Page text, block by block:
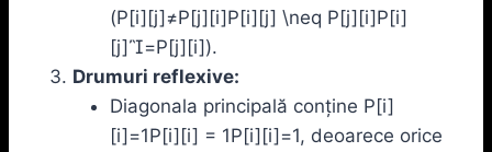
(P[i][j]≠P[j][i]P[i][j] \neq P[j][i]P[i]
[j]=P[j][i]).
Drumuri reflexive:
Diagonala principală conține P[i]
[i]=1P[i][i] = 1P[i][i]=1, deoarece orice